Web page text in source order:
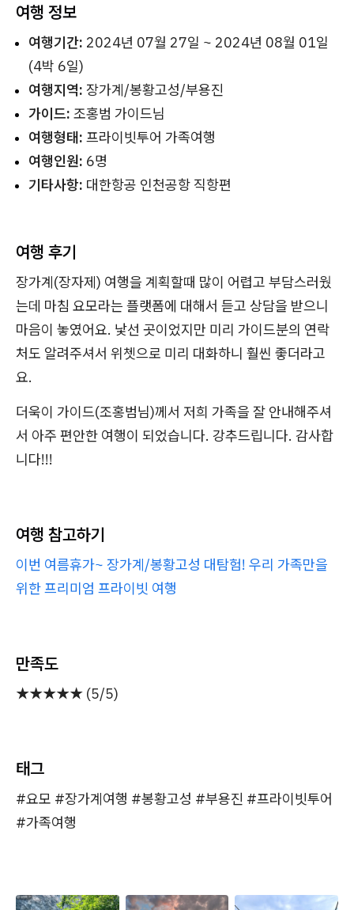
여행 정보
여행기간: 2024년 07월 27일 ~ 2024년 08월 01일
(4박 6일)
여행지역: 장가계/봉황고성/부용진
가이드: 조홍범 가이드님
여행형태: 프라이빗투어 가족여행
여행인원: 6명
기타사항: 대한항공 인천공항 직항편
여행 후기
장가계(장자제) 여행을 계획할때 많이 어렵고 부담스러웠
는데 마침 요모라는 플랫폼에 대해서 듣고 상담을 받으니
마음이 놓였어요. 낯선 곳이었지만 미리 가이드분의 연락
처도 알려주셔서 위쳇으로 미리 대화하니 훨씬 좋더라고
요.
더욱이 가이드(조홍범님)께서 저희 가족을 잘 안내해주셔
서 아주 편안한 여행이 되었습니다. 강추드립니다. 감사합
니다!!!
여행 참고하기
이번 여름휴가~ 장가계/봉황고성 대탐험! 우리 가족만을
위한 프리미엄 프라이빗 여행
만족도
★★★★★ (5/5)
태그
#요모 #장가계여행 #봉황고성 #부용진 #프라이빗투어
#가족여행